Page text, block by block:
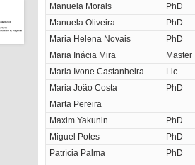
Manuela Morais
PhD
Manuela Oliveira
PhD
Maria Helena Novais
PhD
Maria Inácia Mira
Master
Maria Ivone Castanheira
Lic.
Maria João Costa
PhD
Marta Pereira
Maxim Yakunin
PhD
Miguel Potes
PhD
Patrícia Palma
PhD